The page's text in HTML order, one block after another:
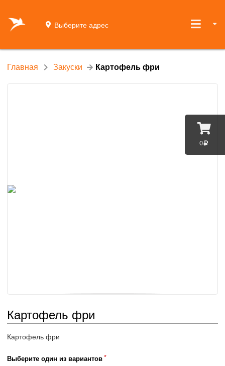
0
Выберите адрес
Главная Закуски Картофель фри
Картофель фри
Картофель фри
Выберите один из вариантов